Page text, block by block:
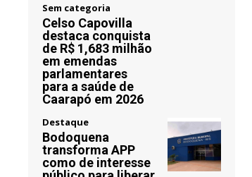
Sem categoria
Celso Capovilla
destaca conquista
de R$ 1,683 milhão
em emendas
parlamentares
para a saúde de
Caarapó em 2026
Destaque
Bodoquena
transforma APP
como de interesse